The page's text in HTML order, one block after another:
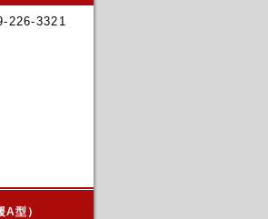
226-3321
型）